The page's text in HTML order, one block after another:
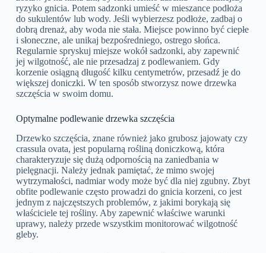
ryzyko gnicia. Potem sadzonki umieść w mieszance podłoża
do sukulentów lub wody. Jeśli wybierzesz podłoże, zadbaj o
dobrą drenaż, aby woda nie stała. Miejsce powinno być ciepłe
i słoneczne, ale unikaj bezpośredniego, ostrego słońca.
Regularnie spryskuj miejsze wokół sadzonki, aby zapewnić
jej wilgotność, ale nie przesadzaj z podlewaniem. Gdy
korzenie osiągną długość kilku centymetrów, przesadź je do
większej doniczki. W ten sposób stworzysz nowe drzewka
szczęścia w swoim domu.
Optymalne podlewanie drzewka szczęścia
Drzewko szczęścia, znane również jako grubosz jajowaty czy
crassula ovata, jest popularną rośliną doniczkową, która
charakteryzuje się dużą odpornością na zaniedbania w
pielęgnacji. Należy jednak pamiętać, że mimo swojej
wytrzymałości, nadmiar wody może być dla niej zgubny. Zbyt
obfite podlewanie często prowadzi do gnicia korzeni, co jest
jednym z najczęstszych problemów, z jakimi borykają się
właściciele tej rośliny. Aby zapewnić właściwe warunki
uprawy, należy przede wszystkim monitorować wilgotność
gleby.